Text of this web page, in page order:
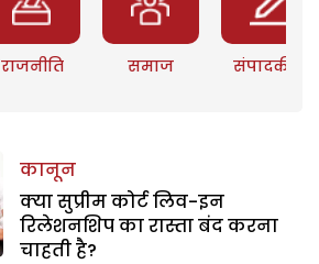
राजनीति समाज संपादकीय
कानून
क्या सुप्रीम कोर्ट लिव-इन
रिलेशनशिप का रास्ता बंद करना
चाहती है?